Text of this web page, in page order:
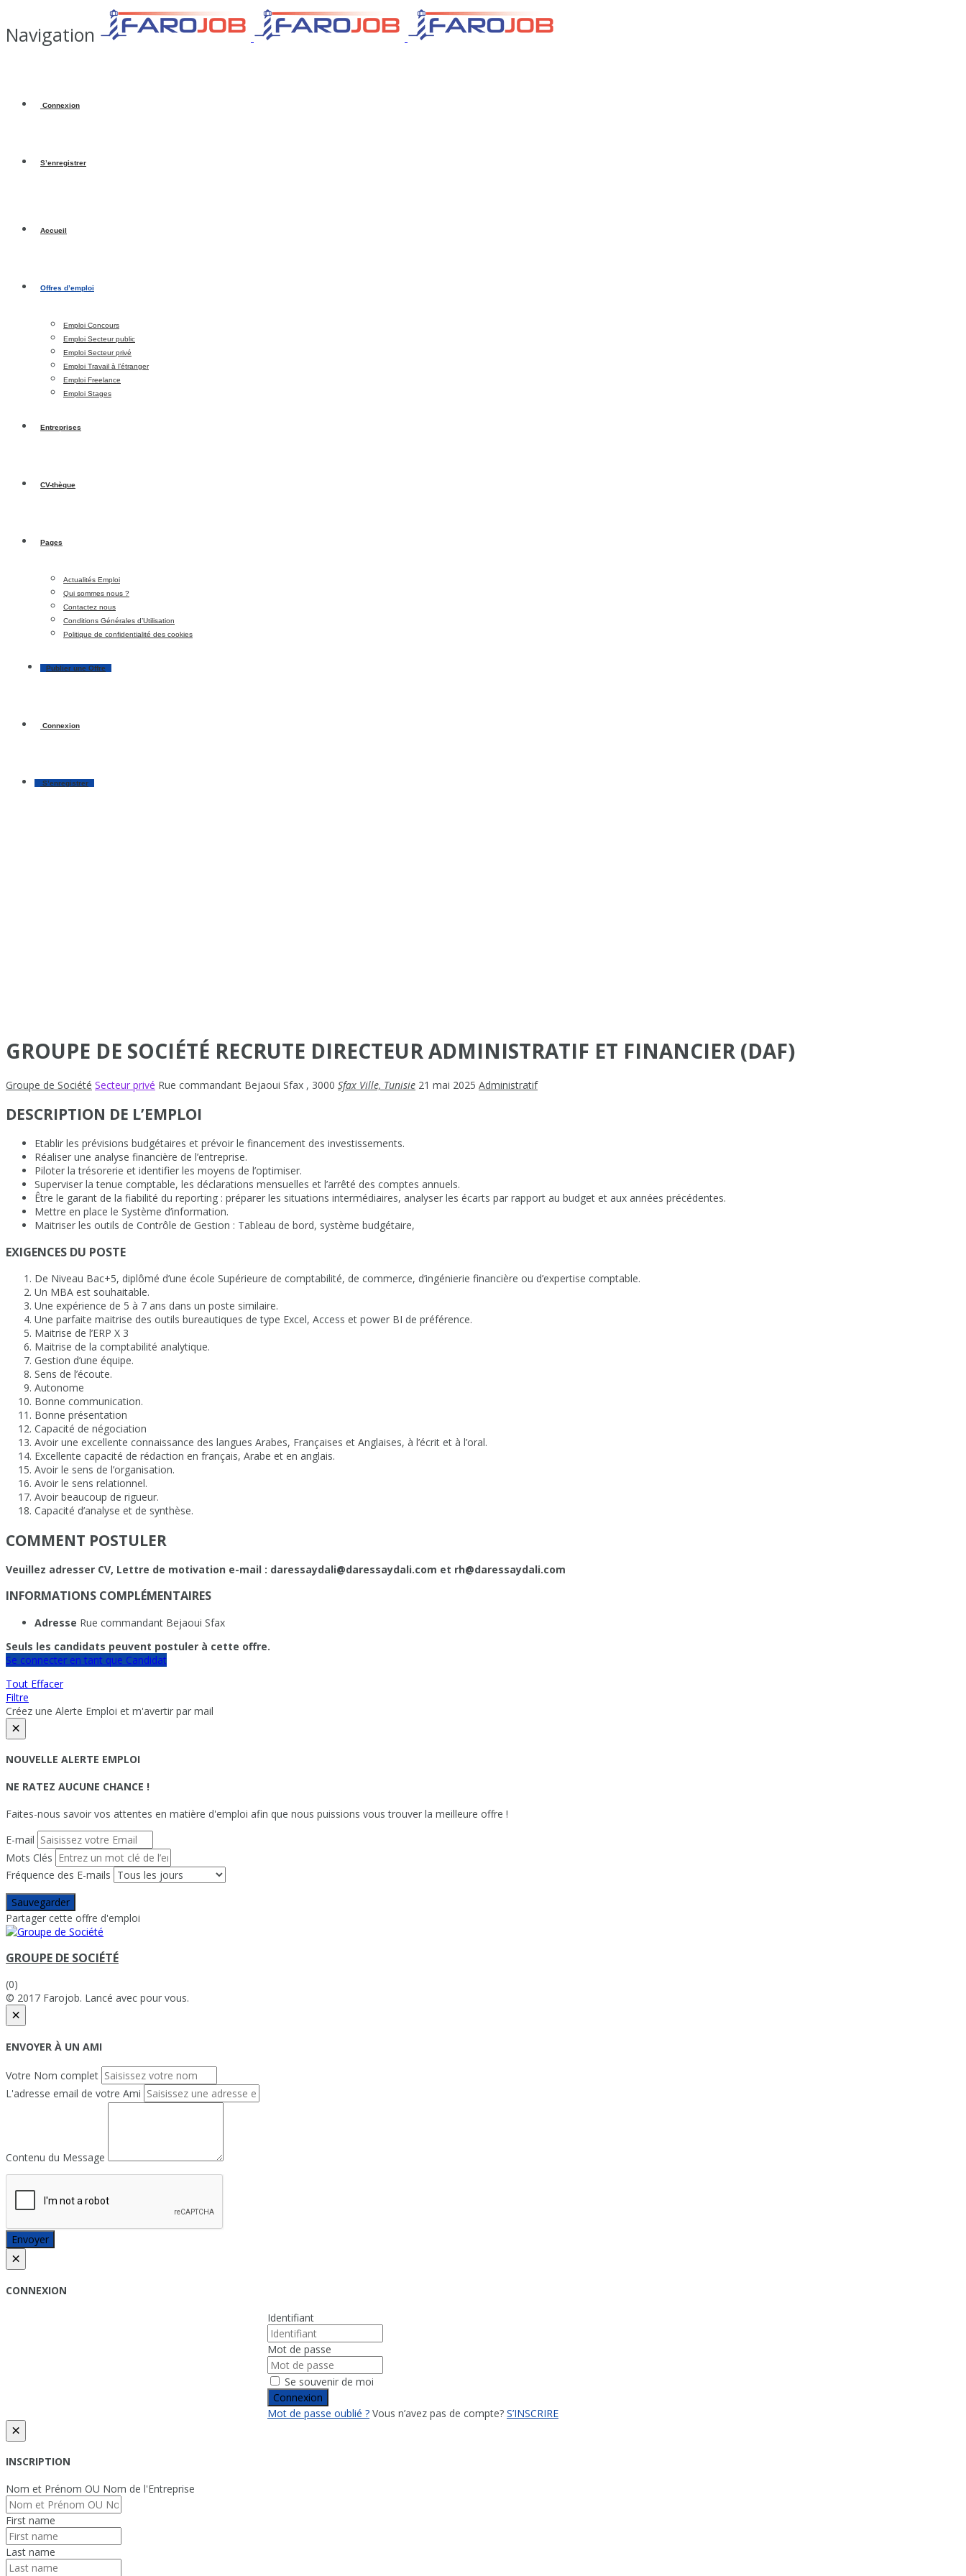
Navigation
Connexion
S’enregistrer
Accueil
Offres d’emploi
Emploi Concours
Emploi Secteur public
Emploi Secteur privé
Emploi Travail à l’étranger
Emploi Freelance
Emploi Stages
Entreprises
CV-thèque
Pages
Actualités Emploi
Qui sommes nous ?
Contactez nous
Conditions Générales d’Utilisation
Politique de confidentialité des cookies
Publier une Offre
Connexion
S’enregistrer
GROUPE DE SOCIÉTÉ RECRUTE DIRECTEUR ADMINISTRATIF ET FINANCIER (DAF)
Groupe de Société Secteur privé Rue commandant Bejaoui Sfax , 3000 Sfax Ville, Tunisie 21 mai 2025 Administratif
DESCRIPTION DE L’EMPLOI
Etablir les prévisions budgétaires et prévoir le financement des investissements.
Réaliser une analyse financière de l’entreprise.
Piloter la trésorerie et identifier les moyens de l’optimiser.
Superviser la tenue comptable, les déclarations mensuelles et l’arrêté des comptes annuels.
Être le garant de la fiabilité du reporting : préparer les situations intermédiaires, analyser les écarts par rapport au budget et aux années précédentes.
Mettre en place le Système d’information.
Maitriser les outils de Contrôle de Gestion : Tableau de bord, système budgétaire,
EXIGENCES DU POSTE
De Niveau Bac+5, diplômé d’une école Supérieure de comptabilité, de commerce, d’ingénierie financière ou d’expertise comptable.
Un MBA est souhaitable.
Une expérience de 5 à 7 ans dans un poste similaire.
Une parfaite maitrise des outils bureautiques de type Excel, Access et power BI de préférence.
Maitrise de l’ERP X 3
Maitrise de la comptabilité analytique.
Gestion d’une équipe.
Sens de l’écoute.
Autonome
Bonne communication.
Bonne présentation
Capacité de négociation
Avoir une excellente connaissance des langues Arabes, Françaises et Anglaises, à l’écrit et à l’oral.
Excellente capacité de rédaction en français, Arabe et en anglais.
Avoir le sens de l’organisation.
Avoir le sens relationnel.
Avoir beaucoup de rigueur.
Capacité d’analyse et de synthèse.
COMMENT POSTULER
Veuillez adresser CV, Lettre de motivation e-mail : daressaydali@daressaydali.com et rh@daressaydali.com
INFORMATIONS COMPLÉMENTAIRES
Adresse Rue commandant Bejaoui Sfax
Seuls les candidats peuvent postuler à cette offre.
Se connecter en tant que Candidat
Tout Effacer
Filtre
Créez une Alerte Emploi et m'avertir par mail
×
NOUVELLE ALERTE EMPLOI
NE RATEZ AUCUNE CHANCE !
Faites-nous savoir vos attentes en matière d'emploi afin que nous puissions vous trouver la meilleure offre !
E-mail
Mots Clés
Fréquence des E-mails
Sauvegarder
Partager cette offre d'emploi
GROUPE DE SOCIÉTÉ
(0)
© 2017 Farojob. Lancé avec pour vous.
×
ENVOYER À UN AMI
Votre Nom complet
L'adresse email de votre Ami
Contenu du Message
Envoyer
×
CONNEXION
Identifiant
Mot de passe
Se souvenir de moi
Connexion
Mot de passe oublié ? Vous n’avez pas de compte? S’INSCRIRE
×
INSCRIPTION
Nom et Prénom OU Nom de l'Entreprise
First name
Last name